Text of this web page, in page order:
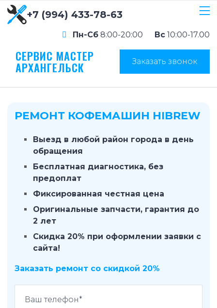
+7 (994) 433-78-63
Пн-Сб 8:00-20:00 Вс 10:00-17.00
СЕРВИС МАСТЕР
АРХАНГЕЛЬСК Заказать звонок
РЕМОНТ КОФЕМАШИН HIBREW
Выезд в любой район города в день
обращения
Бесплатная диагностика, без
предоплат
Фиксированная честная цена
Оригинальные запчасти, гарантия до
2 лет
Скидка 20% при оформлении заявки с
сайта!
Заказать ремонт со скидкой 20%